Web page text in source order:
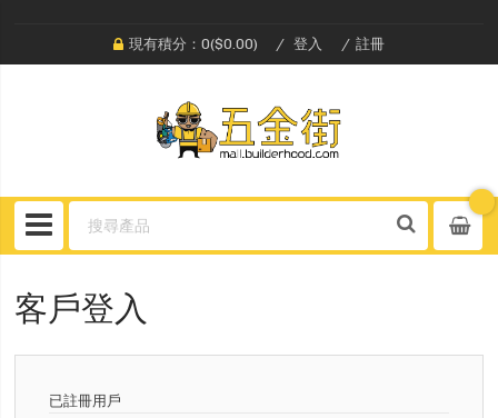
現有積分：0($0.00) 登入 註冊
客戶登入
已註冊用戶